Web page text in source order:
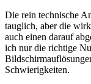
Die rein technische
tauglich, aber die
auch einen darauf
ich nur die richtige
Schwierigkeiten.